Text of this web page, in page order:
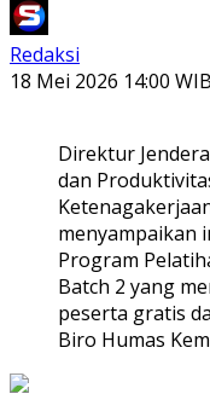
Redaksi
18 Mei 2026 14:00 WIB
Direktur
dan
menyampaikan
Program
Batch 2 yang
peserta gratis
Biro Humas